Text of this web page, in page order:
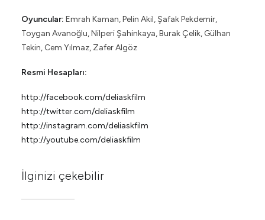
Oyuncular: Emrah Kaman, Pelin Akil, Şafak Pekdemir,
Toygan Avanoğlu, Nilperi Şahinkaya, Burak Çelik, Gülhan
Tekin, Cem Yılmaz, Zafer Algöz
Resmi Hesapları:
http://facebook.com/deliaskfilm
http://twitter.com/deliaskfilm
http://instagram.com/deliaskfilm
http://youtube.com/deliaskfilm
İlginizi çekebilir